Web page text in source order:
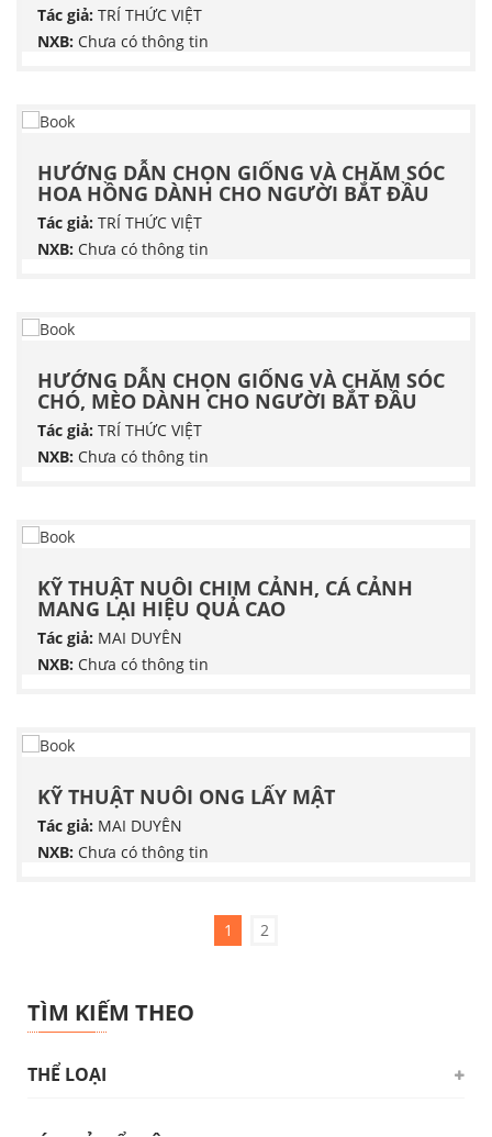
Tác giả: TRÍ THỨC VIỆT
NXB: Chưa có thông tin
HƯỚNG DẪN CHỌN GIỐNG VÀ CHĂM SÓC
HOA HỒNG DÀNH CHO NGƯỜI BẮT ĐẦU
Tác giả: TRÍ THỨC VIỆT
NXB: Chưa có thông tin
HƯỚNG DẪN CHỌN GIỐNG VÀ CHĂM SÓC
CHÓ, MÈO DÀNH CHO NGƯỜI BẮT ĐẦU
Tác giả: TRÍ THỨC VIỆT
NXB: Chưa có thông tin
KỸ THUẬT NUÔI CHIM CẢNH, CÁ CẢNH
MANG LẠI HIỆU QUẢ CAO
Tác giả: MAI DUYÊN
NXB: Chưa có thông tin
KỸ THUẬT NUÔI ONG LẤY MẬT
Tác giả: MAI DUYÊN
NXB: Chưa có thông tin
1 2
TÌM KIẾM THEO
THỂ LOẠI